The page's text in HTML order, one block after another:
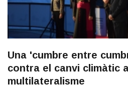
Una 'cumbre entre
contra el canvi climàtic
multilateralisme